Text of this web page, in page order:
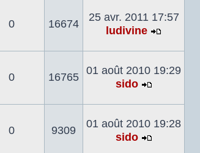
0 16674
25 avr. 2011 17:57
ludivine
le
dernier
0 16765
01 août 2010 19:29
sido
le
dernier
0 9309
01 août 2010 19:28
sido